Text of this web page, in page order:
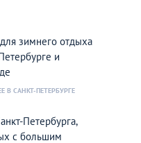
зимнего отдыха
и
В САНКТ-ПЕТЕРБУРГЕ
Петербурга,
с большим